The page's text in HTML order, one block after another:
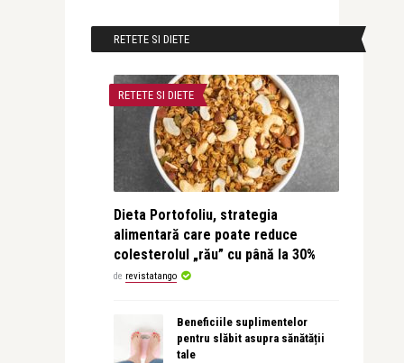
RETETE SI DIETE
RETETE SI DIETE
Dieta Portofoliu, strategia
alimentară care poate reduce
colesterolul „rău” cu până la 30%
de revistatango
Beneficiile suplimentelor
pentru slăbit asupra sănătății
tale